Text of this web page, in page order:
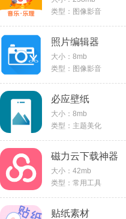
类型：图像影音
照片编辑器
大小：8mb
类型：图像影音
必应壁纸
大小：8mb
类型：主题美化
磁力云下载神器
大小：42mb
类型：常用工具
贴纸素材